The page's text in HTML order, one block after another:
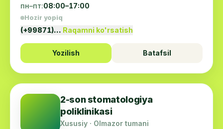
пн–пт:08:00–17:00
Hozir yopiq
(+99871)… Raqamni ko'rsatish
Yozilish Batafsil
2-son stomatologiya
poliklinikasi
Xususiy · Olmazor tumani